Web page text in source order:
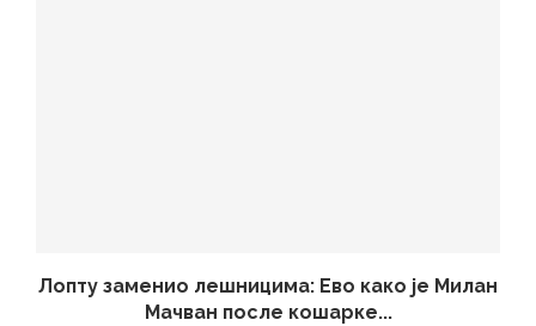
Лопту заменио лешницима: Ево како је Милан
Мачван после кошарке...